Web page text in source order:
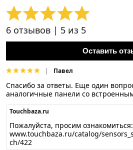
6 отзывов | 5 из 5
Оставить
Павел
Спасибо за ответы. Еще один
аналогичные панели со
Touchbaza.ru
Пожалуйста, просим ознакомиться:
www.touchbaza.ru/catalog/
ch/422